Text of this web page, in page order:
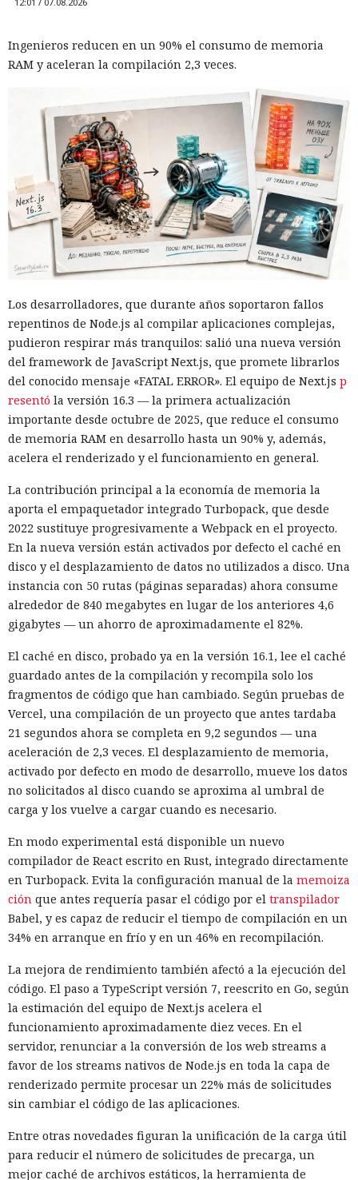
12:43 / 07.08.2026
Otra corporación corre el riesgo de repetir la triste suerte de
sus predecesoras.
Las sanciones y restricciones contra las empresas
tecnológicas chinas por parte de las autoridades
estadounidenses hace tiempo que son noticia habitual —
ahora un escenario similarse está desarrollandoen sentido
inverso. La Administración del Ciberespacio de China
estadounidense Palo Alto Networks que se venden en el
territorio del país, citando riesgos para la infraestructura
informática crítica y la seguridad nacional.
El regulador no nombró productos concretos de la compañía
sujetos a revisión, no reveló la naturaleza de posibles
vulnerabilidades ni precisó qué medidas podrían seguir en
caso de detectarse incumplimientos.
La decisión se produjo en medio del empeoramiento de las
disputas comerciales y tecnológicas entre Pekín y
Washington, que ponen en peligro la frágil tregua
alcanzada en las últimas cumbres bilaterales. El día
anterior, el Ministerio de Comercio de China anunció
nuevas restricciones contra empresas estadounidenses y la
exportación de drones a EE. UU., calificándolas como
respuesta a las recientes medidas de Washington contra el
acceso de empresas chinas al mercado estadounidense. El
con la revisión a Palo Alto.
La presión sobre la compañía no es nueva: ya en enero se
recomendó a las organizaciones chinas que renunciaran al
software de más de una decena de desarrolladores
estadounidenses e israelíes de soluciones de
por cierto, se especializa en protección de redes y en la
nube, y tiene oficinas en Pekín, Shanghái, Cantón,
Shenzhen y Macao.
Un escenario similar ya se desarrolló con el fabricante de
chips de memoria Micron Technology. En 2023, la
Administración del Ciberespacio de China determinó que
los productos de la compañía no superaron la revisión y
su adquisición. Como resultado, Micron no pudo restablecer
su negocio y en otoño de 2025 suspendió por completo las
entregas de chips para servidores a los centros de datos
Ingenieros reducen en un 90% el consumo de memoria
RAM y aceleran la compilación 2,3 veces.
Los desarrolladores, que durante años soportaron fallos
repentinos de Node.js al compilar aplicaciones complejas,
pudieron respirar más tranquilos: salió una nueva versión
del framework de JavaScript Next.js, que promete librarlos
del conocido mensaje «FATAL ERROR». El equipo de Next.js p
resentó la versión 16.3 — la primera actualización
importante desde octubre de 2025, que reduce el consumo
de memoria RAM en desarrollo hasta un 90% y, además,
acelera el renderizado y el funcionamiento en general.
La contribución principal a la economía de memoria la
aporta el empaquetador integrado Turbopack, que desde
2022 sustituye progresivamente a Webpack en el proyecto.
En la nueva versión están activados por defecto el caché en
disco y el desplazamiento de datos no utilizados a disco. Una
instancia con 50 rutas (páginas separadas) ahora consume
alrededor de 840 megabytes en lugar de los anteriores 4,6
gigabytes — un ahorro de aproximadamente el 82%.
El caché en disco, probado ya en la versión 16.1, lee el caché
guardado antes de la compilación y recompila solo los
fragmentos de código que han cambiado. Según pruebas de
Vercel, una compilación de un proyecto que antes tardaba
21 segundos ahora se completa en 9,2 segundos — una
aceleración de 2,3 veces. El desplazamiento de memoria,
activado por defecto en modo de desarrollo, mueve los datos
no solicitados al disco cuando se aproxima al umbral de
carga y los vuelve a cargar cuando es necesario.
En modo experimental está disponible un nuevo
compilador de React escrito en Rust, integrado directamente
en Turbopack. Evita la configuración manual de la memoiza
ción que antes requería pasar el código por el transpilador
Babel, y es capaz de reducir el tiempo de compilación en un
34% en arranque en frío y en un 46% en recompilación.
La mejora de rendimiento también afectó a la ejecución del
código. El paso a TypeScript versión 7, reescrito en Go, según
la estimación del equipo de Next.js acelera el
funcionamiento aproximadamente diez veces. En el
servidor, renunciar a la conversión de los web streams a
favor de los streams nativos de Node.js en toda la capa de
renderizado permite procesar un 22% más de solicitudes
sin cambiar el código de las aplicaciones.
Entre otras novedades figuran la unificación de la carga útil
para reducir el número de solicitudes de precarga, un
mejor caché de archivos estáticos, la herramienta de